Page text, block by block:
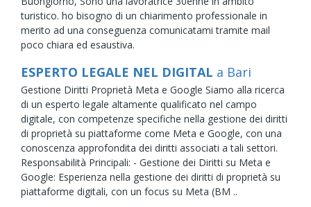
turistico. ho bisogno di un chiarimento professionale in
merito ad una conseguenza comunicatami tramite mail
poco chiara ed esaustiva.
ESPERTO LEGALE NEL DIGITAL a Bari
Gestione Diritti Proprietà Meta e Google Siamo alla ricerca
di un esperto legale altamente qualificato nel campo
digitale, con competenze specifiche nella gestione dei diritti
di proprietà su piattaforme come Meta e Google, con una
conoscenza approfondita dei diritti associati a tali settori.
Responsabilità Principali: - Gestione dei Diritti su Meta e
Google: Esperienza nella gestione dei diritti di proprietà su
piattaforme digitali, con un focus su Meta (BM ..